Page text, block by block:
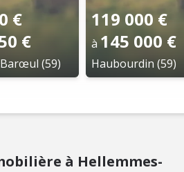
€
€
(59)
119 000 €
à 145 000 €
Haubourdin (59)
à Hellemmes-